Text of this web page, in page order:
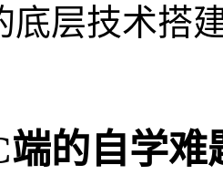
底层技术搭
的自学难